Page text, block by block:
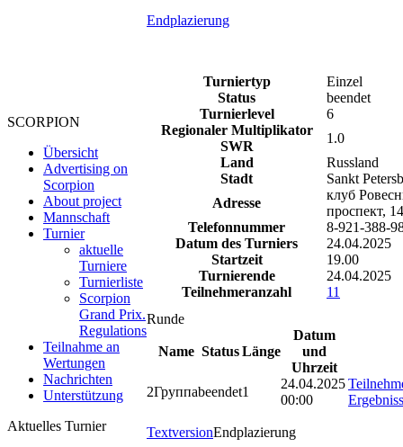
SCORPION
Übersicht
Advertising on
Scorpion
About project
Mannschaft
Turnier
aktuelle
Turniere
Turnierliste
Scorpion
Grand Prix.
Regulations
Teilnahme an
Wertungen
Nachrichten
Unterstützung
Aktuelles Turnier
Endplazierung
Turniertyp
Einzel
Status
beendet
Turnierlevel
6
Regionaler Multiplikator
SWR
1.0
Land
Russland
Stadt
Sankt
Adresse
клуб
проспект,
Telefonnummer
8-921-388-
Datum des Turniers
24.04.2025
Startzeit
19.00
Turnierende
24.04.2025
Teilnehmeranzahl
11
Runde
Name Status Länge
Datum
und
Uhrzeit
2Группаbeendet1
24.04.2025
00:00
TextversionEndplazierung